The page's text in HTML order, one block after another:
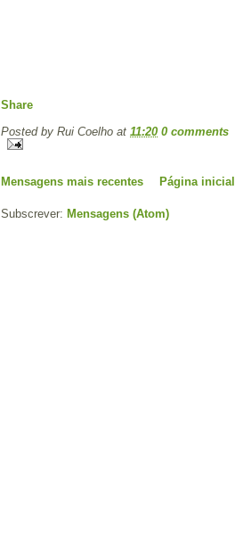
Share
Posted by Rui Coelho at 11:20 0 comments
Mensagens mais recentes Página inicial
Subscrever: Mensagens (Atom)